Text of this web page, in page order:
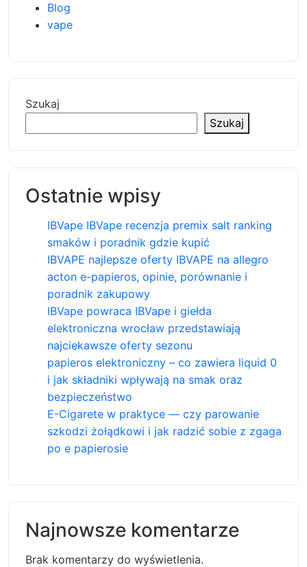
Blog
vape
Szukaj
Szukaj
Ostatnie wpisy
IBVape IBVape recenzja premix salt ranking
smaków i poradnik gdzie kupić
IBVAPE najlepsze oferty IBVAPE na allegro
acton e-papieros, opinie, porównanie i
poradnik zakupowy
IBVape powraca IBVape i giełda
elektroniczna wrocław przedstawiają
najciekawsze oferty sezonu
papieros elektroniczny – co zawiera liquid 0
i jak składniki wpływają na smak oraz
bezpieczeństwo
E-Cigarete w praktyce — czy parowanie
szkodzi żołądkowi i jak radzić sobie z zgaga
po e papierosie
Najnowsze komentarze
Brak komentarzy do wyświetlenia.